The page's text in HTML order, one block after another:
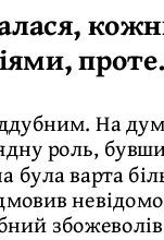
На
роль,
була варта
збожеволів